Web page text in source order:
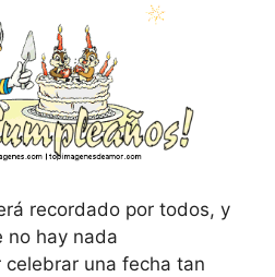
recordado por todos, y
no hay nada
celebrar una fecha tan